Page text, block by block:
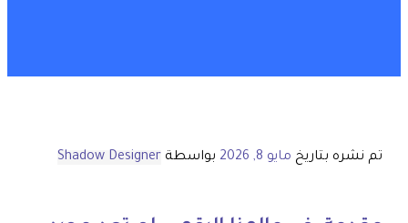
تم نشره بتاريخ مايو 8, 2026 بواسطة Shadow Designer